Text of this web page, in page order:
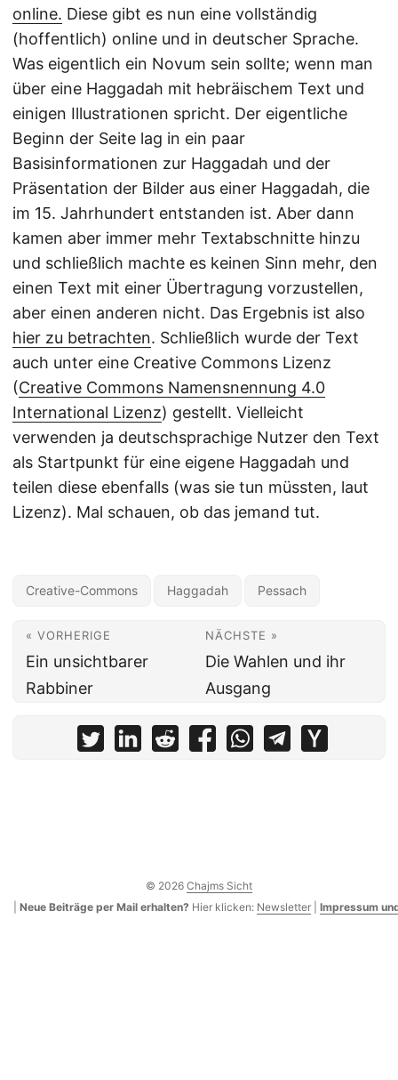
online. Diese gibt es nun eine vollständig
(hoffentlich) online und in deutscher Sprache.
Was eigentlich ein Novum sein sollte; wenn man
über eine Haggadah mit hebräischem Text und
einigen Illustrationen spricht. Der eigentliche
Beginn der Seite lag in ein paar
Basisinformationen zur Haggadah und der
Präsentation der Bilder aus einer Haggadah, die
im 15. Jahrhundert entstanden ist. Aber dann
kamen aber immer mehr Textabschnitte hinzu
und schließlich machte es keinen Sinn mehr, den
einen Text mit einer Übertragung vorzustellen,
aber einen anderen nicht. Das Ergebnis ist also
hier zu betrachten. Schließlich wurde der Text
auch unter eine Creative Commons Lizenz
(Creative Commons Namensnennung 4.0
International Lizenz) gestellt. Vielleicht
verwenden ja deutschsprachige Nutzer den Text
als Startpunkt für eine eigene Haggadah und
teilen diese ebenfalls (was sie tun müssten, laut
Lizenz). Mal schauen, ob das jemand tut.
Creative-Commons Haggadah Pessach
« VORHERIGE
Ein unsichtbarer
Rabbiner
NÄCHSTE »
Die Wahlen und ihr
Ausgang
© 2026 Chajms Sicht
Neue Beiträge per Mail erhalten? Hier klicken: Newsletter Impressum